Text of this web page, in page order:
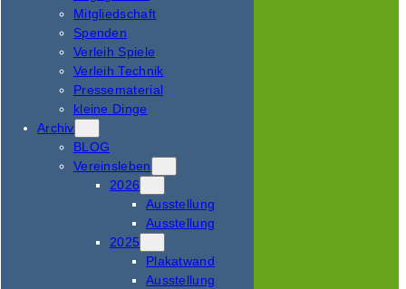
Mitgliedschaft
Spenden
Verleih Spiele
Verleih Technik
Pressematerial
kleine Dinge
Archiv
BLOG
Vereinsleben
2026
Ausstellung
Ausstellung
2025
Plakatwand
Ausstellung